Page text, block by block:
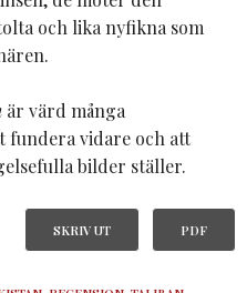
och lika nyfikna som
är värd många
fundera vidare och att
bilder ställer.
SKRIV UT PDF